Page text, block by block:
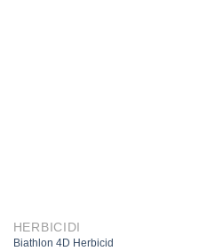
HERBICIDI
Biathlon 4D Herbicid